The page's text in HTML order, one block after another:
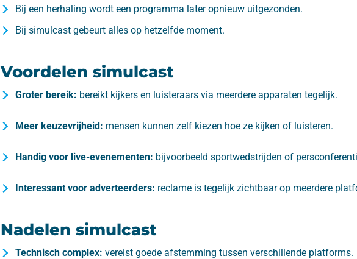
Bij een herhaling wordt een programma later opnieuw uitgezonden.
Bij simulcast gebeurt alles op hetzelfde moment.
Voordelen simulcast
Groter bereik: bereikt kijkers en luisteraars via meerdere apparaten tegelijk.
Meer keuzevrijheid: mensen kunnen zelf kiezen hoe ze kijken of luisteren.
Handig voor live-evenementen: bijvoorbeeld sportwedstrijden of
Interessant voor adverteerders: reclame is tegelijk zichtbaar op meerdere
Nadelen simulcast
Technisch complex: vereist goede afstemming tussen verschillende platforms.